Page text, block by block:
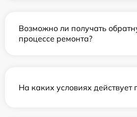
Возможно ли получать
процессе ремонта?
На каких условиях действует